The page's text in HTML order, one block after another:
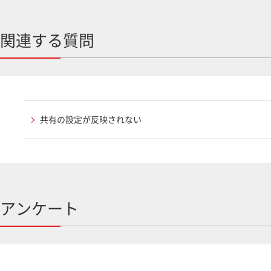
関連する質問
共有の設定が反映されない
アンケート